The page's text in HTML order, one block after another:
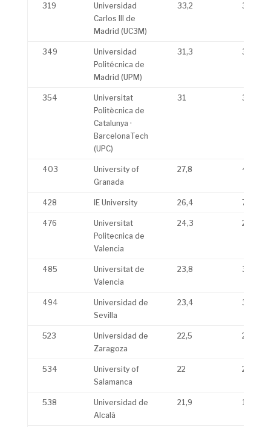
319
Universidad
Carlos III de
Madrid (UC3M)
33,2 32,9
349
Universidad
Politécnica de
Madrid (UPM)
31,3 31,2
354
Universitat
Politècnica de
Catalunya ·
BarcelonaTech
(UPC)
31 31,9
403
University of
Granada
27,8 44
428 IE University 26,4 7
476
Universitat
Politecnica de
Valencia
24,3 26,2
485
Universitat de
Valencia
23,8 33,9
494
Universidad de
Sevilla
23,4 38,8
523
Universidad de
Zaragoza
22,5 22,9
534
University of
Salamanca
22 26,8
538
Universidad de
Alcalá
21,9 10